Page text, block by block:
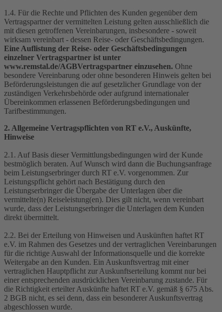
1.4. Für die Rechte und Pflichten des Kunden gegenüber dem
Vertragspartner der vermittelten Leistung gelten ausschließlich die
mit diesen getroffenen Vereinbarungen, insbesondere - soweit
wirksam vereinbart - dessen Reise- oder Geschäftsbedingungen.
Eine Auflistung der Reise- oder Geschäftsbedingungen
einzelner Vertragspartner ist unter
www.remstal.de/AGBVertragspartner einzusehen. Ohne
besondere Vereinbarung oder ohne besonderen Hinweis gelten bei
Beförderungsleistungen die auf gesetzlicher Grundlage von der
zuständigen Verkehrsbehörde oder aufgrund internationaler
Übereinkommen erlassenen Beförderungsbedingungen und
Tarifbestimmungen.
2. Allgemeine Vertragspflichten von RT e.V., Auskünfte,
Hinweise
2.1. Auf Basis dieser Vermittlungsbedingungen wird der Kunde
bestmöglich beraten. Auf Wunsch wird dann die Buchungsanfrage
beim Leistungserbringer durch RT e.V. vorgenommen. Zur
Leistungspflicht gehört nach Bestätigung durch den
Leistungserbringer die Übergabe der Unterlagen über die
vermittelte(n) Reiseleistung(en). Dies gilt nicht, wenn vereinbart
wurde, dass der Leistungserbringer die Unterlagen dem Kunden
direkt übermittelt.
2.2. Bei der Erteilung von Hinweisen und Auskünften haftet RT
e.V. im Rahmen des Gesetzes und der vertraglichen Vereinbarungen
für die richtige Auswahl der Informationsquelle und die korrekte
Weitergabe an den Kunden. Ein Auskunftsvertrag mit einer
vertraglichen Hauptpflicht zur Auskunftserteilung kommt nur bei
einer entsprechenden ausdrücklichen Vereinbarung zustande. Für
die Richtigkeit erteilter Auskünfte haftet RT e.V. gemäß § 675 Abs.
2 BGB nicht, es sei denn, dass ein besonderer Auskunftsvertrag
abgeschlossen wurde.